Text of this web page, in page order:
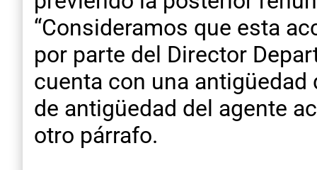
“Consideramos que esta
por parte del Director
cuenta con una
de antigüedad del agente
otro párrafo.